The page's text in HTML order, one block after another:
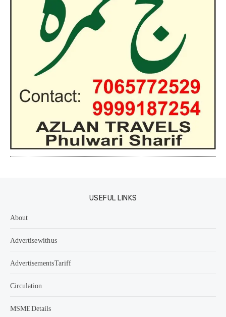
USEFUL LINKS
About
Advertise with us
Advertisements Tariff
Circulation
MSME Details